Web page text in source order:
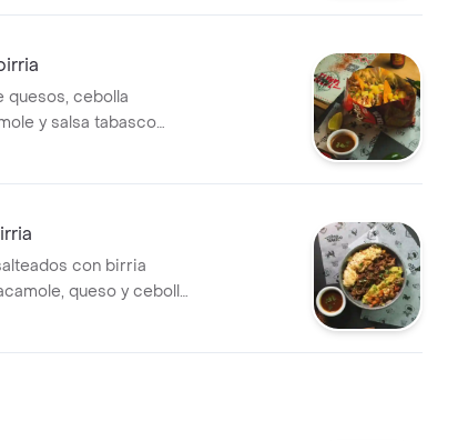
quesos, cebolla
y salsa tabasco
acompañados con
con birria
queso y cebolla